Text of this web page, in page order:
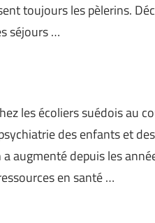
toujours les pèlerins.
séjours …
les écoliers suédois au
des enfants et
augmenté depuis les
en santé …